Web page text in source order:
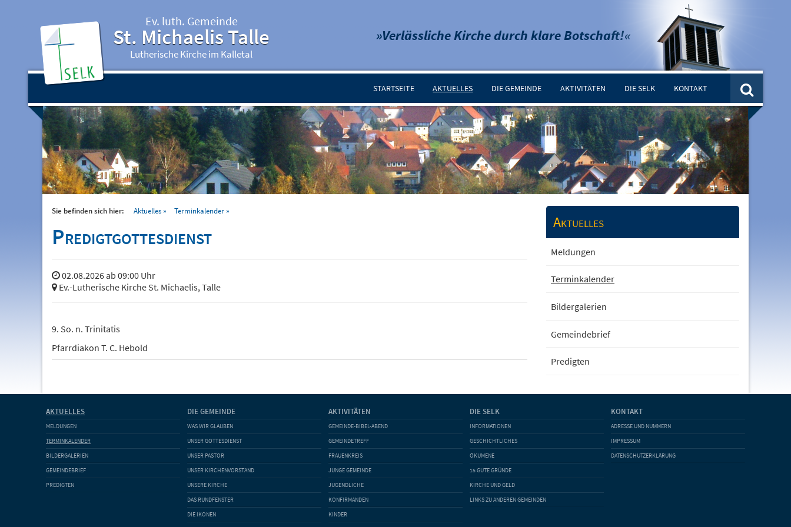
Ev. luth. Gemeinde
St. Michaelis Talle
Lutherische Kirche im Kalletal
»Verlässliche Kirche durch klare Botschaft!«
STARTSEITE AKTUELLES DIE GEMEINDE AKTIVITÄTEN DIE SELK KONTAKT
Sie befinden sich hier: Aktuelles Terminkalender
Predigtgottesdienst
02.08.2026 ab 09:00 Uhr
Ev.-Lutherische Kirche St. Michaelis, Talle
9. So. n. Trinitatis
Pfarrdiakon T. C. Hebold
Aktuelles
Meldungen
Terminkalender
Bildergalerien
Gemeindebrief
Predigten
AKTUELLES
MELDUNGEN
TERMINKALENDER
BILDERGALERIEN
GEMEINDEBRIEF
PREDIGTEN
DIE GEMEINDE
WAS WIR GLAUBEN
UNSER GOTTESDIENST
UNSER PASTOR
UNSER KIRCHENVORSTAND
UNSERE KIRCHE
DAS RUNDFENSTER
DIE IKONEN
AKTIVITÄTEN
GEMEINDE-BIBEL-ABEND
GEMEINDETREFF
FRAUENKREIS
JUNGE GEMEINDE
JUGENDLICHE
KONFIRMANDEN
KINDER
DIE SELK
INFORMATIONEN
GESCHICHTLICHES
ÖKUMENE
15 GUTE GRÜNDE
KIRCHE UND GELD
LINKS ZU ANDEREN GEMEINDEN
KONTAKT
ADRESSE UND NUMMERN
IMPRESSUM
DATENSCHUTZERKLÄRUNG